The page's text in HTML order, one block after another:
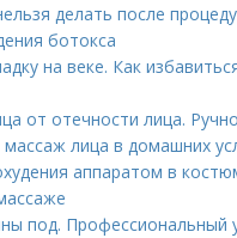
делать после
ботокса
на веке. Как
от отечности лица.
лица в домашних
аппаратом в
под. Профессиональный